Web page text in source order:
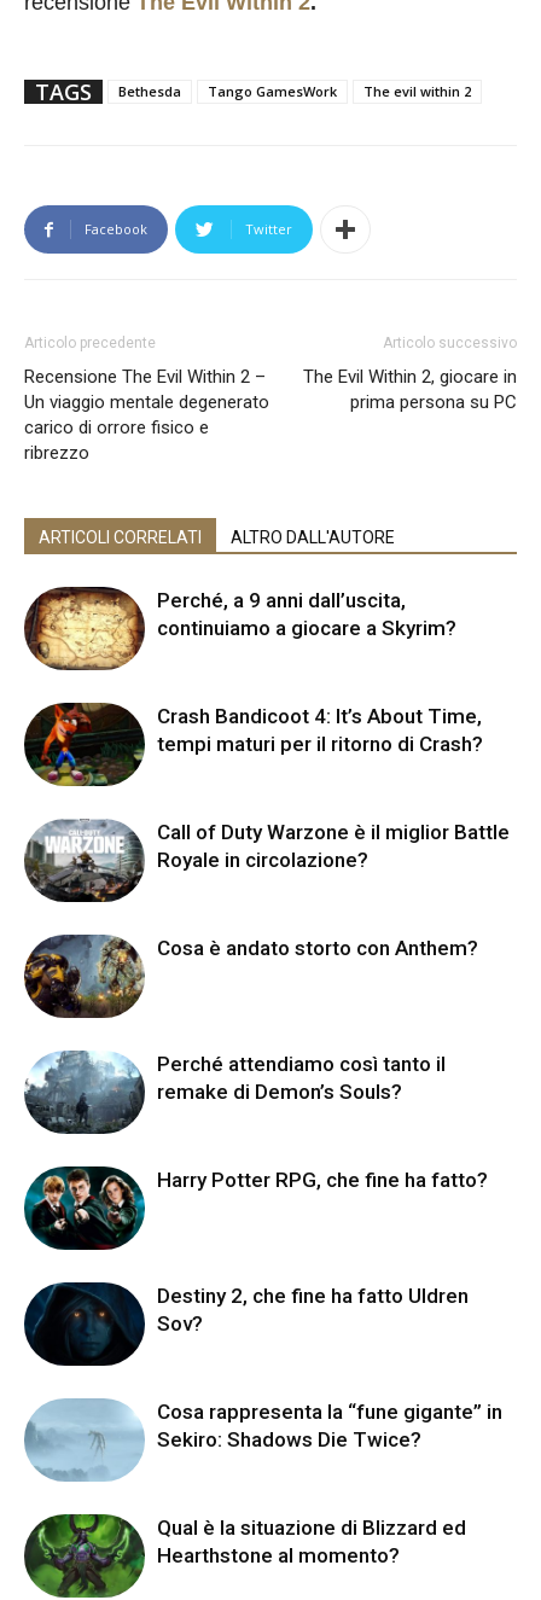
TAGS Bethesda Tango GamesWork The evil within 2
Facebook Twitter
Articolo precedente
Recensione The Evil Within 2 –
Un viaggio mentale degenerato
carico di orrore fisico e
ribrezzo
Articolo successivo
The Evil Within 2, giocare in
prima persona su PC
ARTICOLI CORRELATI ALTRO DALL'AUTORE
Perché, a 9 anni dall’uscita,
continuiamo a giocare a Skyrim?
Crash Bandicoot 4: It’s About Time,
tempi maturi per il ritorno di Crash?
Call of Duty Warzone è il miglior Battle
Royale in circolazione?
Cosa è andato storto con Anthem?
Perché attendiamo così tanto il
remake di Demon’s Souls?
Harry Potter RPG, che fine ha fatto?
Destiny 2, che fine ha fatto Uldren
Sov?
Cosa rappresenta la “fune gigante” in
Sekiro: Shadows Die Twice?
Qual è la situazione di Blizzard ed
Hearthstone al momento?